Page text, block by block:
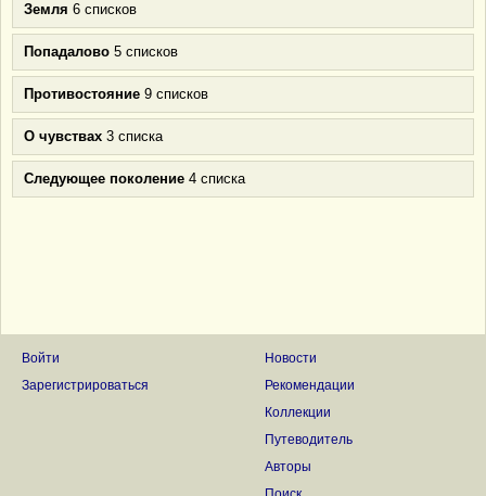
Земля 6 списков
Попадалово 5 списков
Противостояние 9 списков
О чувствах 3 списка
Следующее поколение 4 списка
Войти
Зарегистрироваться
Новости
Рекомендации
Коллекции
Путеводитель
Авторы